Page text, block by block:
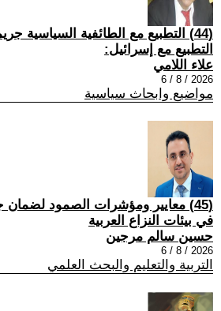
(44) التطبيع مع الطائفية السياسية
التطبيع مع إسرائيل:
علاء اللامي
2026 / 8 / 6
مواضيع وابحاث سياسية
(45) معايير ومؤشرات الصمود لضمان
في بيئات النزاع العربية
حسين سالم مرجين
2026 / 8 / 6
التربية والتعليم والبحث العلمي